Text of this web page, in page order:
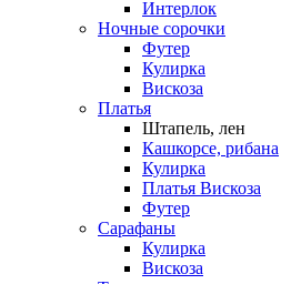
Интерлок
Ночные сорочки
Футер
Кулирка
Вискоза
Платья
Штапель, лен
Кашкорсе, рибана
Кулирка
Платья Вискоза
Футер
Сарафаны
Кулирка
Вискоза